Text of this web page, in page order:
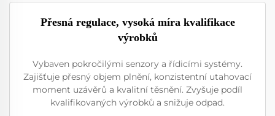
Přesná regulace, vysoká míra kvalifikace
výrobků
Vybaven pokročilými senzory a řídicími systémy.
Zajišťuje přesný objem plnění, konzistentní utahovací
moment uzávěrů a kvalitní těsnění. Zvyšuje podíl
kvalifikovaných výrobků a snižuje odpad.